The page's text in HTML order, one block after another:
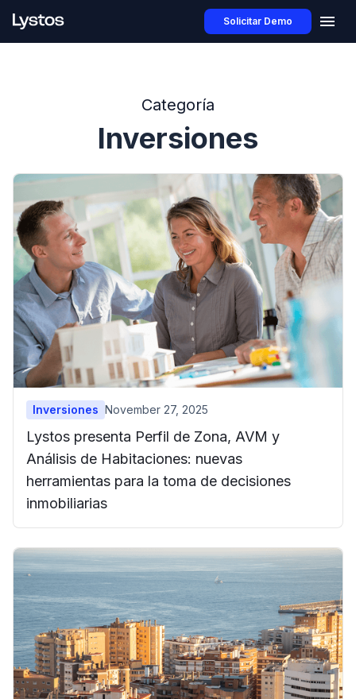
Solicitar Demo
Categoría
Inversiones
Inversiones November 27, 2025
Lystos presenta Perfil de Zona, AVM y
Análisis de Habitaciones: nuevas
herramientas para la toma de decisiones
inmobiliarias